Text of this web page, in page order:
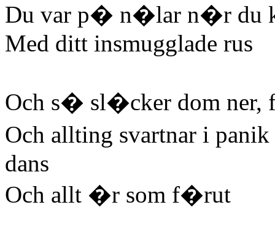
Du var p� n�lar n�r du
Med ditt insmugglade rus
Och s� sl�cker dom ner,
Och allting svartnar i
dans
Och allt �r som f�rut